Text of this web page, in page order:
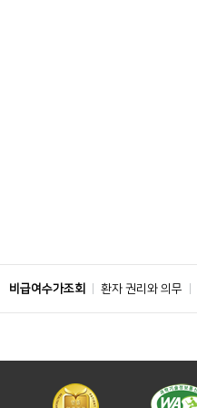
비급여수가조회 환자 권리와 의무